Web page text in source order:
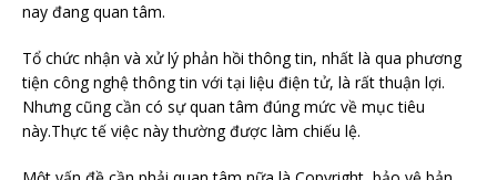
nay đang quan tâm.
Tổ chức nhận và xử lý phản hồi thông tin, nhất là qua phương
tiện công nghệ thông tin với tại liệu điện tử, là rất thuận lợi.
Nhưng cũng cần có sự quan tâm đúng mức về mục tiêu
này.Thực tế việc này thường được làm chiếu lệ.